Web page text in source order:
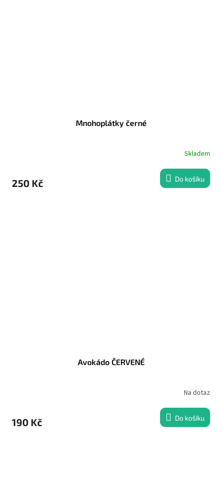
Mnohoplátky černé
Skladem
250 Kč Do košíku
Avokádo ČERVENÉ
Na dotaz
190 Kč Do košíku